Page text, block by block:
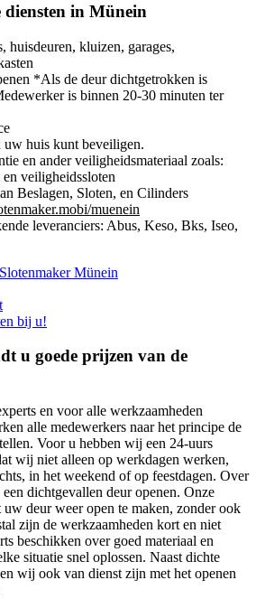
diensten in Münein
huisdeuren, kluizen, garages,
*Als de deur dichtgetrokken is
is binnen 20-30 minuten ter
huis kunt beveiligen.
en ander veiligheidsmateriaal zoals:
veiligheidssloten
Beslagen, Sloten, en Cilinders
muenein
leveranciers: Abus, Keso, Bks, Iseo,
Slotenmaker Münein
bij u!
u goede prijzen van de
en voor alle werkzaamheden
alle medewerkers naar het principe de
Voor u hebben wij een 24-uurs
wij niet alleen op werkdagen werken,
in het weekend of op feestdagen. Over
dichtgevallen deur openen. Onze
deur weer open te maken, zonder ook
zijn de werkzaamheden kort en niet
beschikken over goed materiaal en
situatie snel oplossen. Naast dichte
wij ook van dienst zijn met het openen